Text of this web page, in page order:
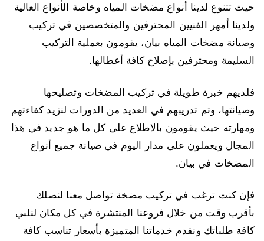
حيث تتنوع لدينا أنواع مضخات المياه وخاصة الأنواع العالية
ولدينا أمهر الفنيين المحترفين والمتخصصين في تركيب
وصيانة مضخات المياه بيان، يقومون بعملية التركيب
السليمة ومحترفين بإصلاح كافة أعطالها.
فلديهم خبرة طويلة في تركيب المضخات وتصليحها
وصيانتها، وتم تدريبهم في العديد من الدورات لنزيد كفاءتهم
ومهارته حيث يقومون بالاطلاع على كل ما هو جديد في هذا
المجال ويعملون على مدار اليوم في صيانة جميع أنواع
المضخات في بيان.
فإن كنت ترغب في تركيب مضخة تواصل معنا لنصلك
بأقرب وقت من خلال فروعنا المنتشرة في كل مكان لنلبي
كافة طلباتك ونقدم خدماتنا المتميزة بأسعار تناسب كافة